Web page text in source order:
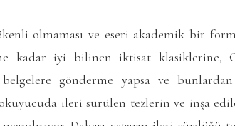
olmaması ve eseri akademik bir
kadar iyi bilinen iktisat klasiklerine,
belgelere gönderme yapsa ve
okuyucuda ileri sürülen tezlerin ve inşa